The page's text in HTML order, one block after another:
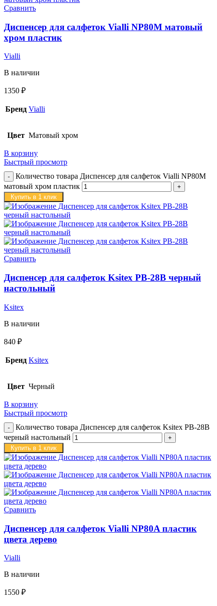
Сравнить
Диспенсер для салфеток Vialli NP80M матовый
хром пластик
Vialli
В наличии
1350 ₽
Бренд Vialli
Цвет Матовый хром
В корзину
Быстрый просмотр
Количество товара Диспенсер для салфеток Vialli NP80M
матовый хром пластик
Купить в 1 клик
Сравнить
Диспенсер для салфеток Ksitex PB-28B черный
настольный
Ksitex
В наличии
840 ₽
Бренд Ksitex
Цвет Черный
В корзину
Быстрый просмотр
Количество товара Диспенсер для салфеток Ksitex PB-28B
черный настольный
Купить в 1 клик
Сравнить
Диспенсер для салфеток Vialli NP80A пластик
цвета дерево
Vialli
В наличии
1550 ₽